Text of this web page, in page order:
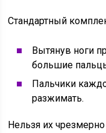
Стандартный
Вытянув ноги
большие
Пальчики
разжимать.
Нельзя их